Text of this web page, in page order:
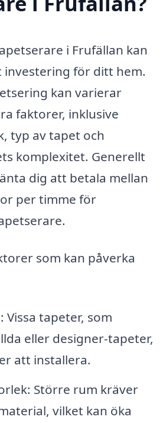
i Frufällan kan
för ditt hem.
kan varierar
faktorer, inklusive
typ av tapet och
komplexitet. Generellt
dig att betala mellan
per timme för
som kan påverka
Vissa tapeter, som
eller designer-tapeter,
att installera.
Större rum kräver
vilket kan öka